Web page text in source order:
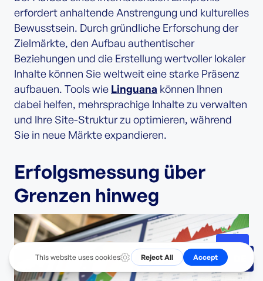
erfordert anhaltende Anstrengung und kulturelles
Bewusstsein. Durch gründliche Erforschung der
Zielmärkte, den Aufbau authentischer
Beziehungen und die Erstellung wertvoller lokaler
Inhalte können Sie weltweit eine starke Präsenz
aufbauen. Tools wie Linguana können Ihnen
dabei helfen, mehrsprachige Inhalte zu verwalten
und Ihre Site-Struktur zu optimieren, während
Sie in neue Märkte expandieren.
Erfolgsmessung über
Grenzen hinweg